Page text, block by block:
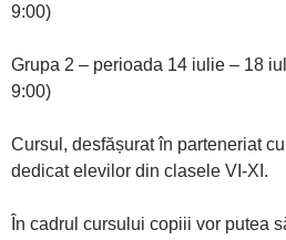
9:00)
Grupa 2 – perioada 14 iulie – 18
9:00)
Cursul, desfășurat în parteneriat
dedicat elevilor din clasele VI-XI.
În cadrul cursului copiii vor putea